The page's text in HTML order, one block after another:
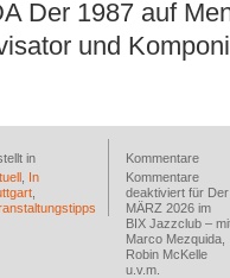
Der 1987 auf
und
in
In
Kommentare
Kommentare
deaktiviert für Der
MÄRZ 2026 im
BIX Jazzclub –
Marco Mezquida,
Robin McKelle
u.v.m.